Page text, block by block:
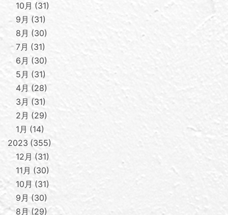
10月
31
9月
31
8月
30
7月
31
6月
30
5月
31
4月 28
3月
31
2月
29
1月
14
2023 355
12月
31
11月
30
10月 31
9月
30
8月 29